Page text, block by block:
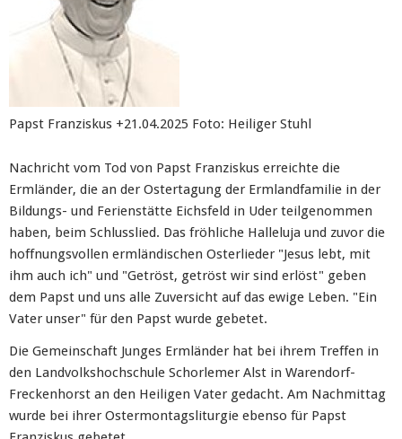
Papst Franziskus +21.04.2025 Foto: Heiliger Stuhl
Nachricht vom Tod von Papst Franziskus erreichte die
Ermländer, die an der Ostertagung der Ermlandfamilie in der
Bildungs- und Ferienstätte Eichsfeld in Uder teilgenommen
haben, beim Schlusslied. Das fröhliche Halleluja und zuvor die
hoffnungsvollen ermländischen Osterlieder "Jesus lebt, mit
ihm auch ich" und "Getröst, getröst wir sind erlöst" geben
dem Papst und uns alle Zuversicht auf das ewige Leben. "Ein
Vater unser" für den Papst wurde gebetet.
Die Gemeinschaft Junges Ermländer hat bei ihrem Treffen in
den Landvolkshochschule Schorlemer Alst in Warendorf-
Freckenhorst an den Heiligen Vater gedacht. Am Nachmittag
wurde bei ihrer Ostermontagsliturgie ebenso für Papst